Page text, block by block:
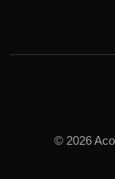
© 2026